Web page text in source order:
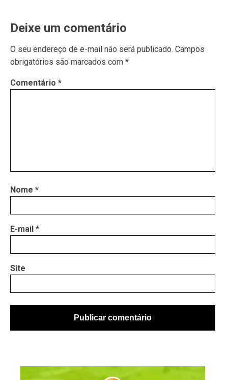
Deixe um comentário
O seu endereço de e-mail não será publicado. Campos
obrigatórios são marcados com *
Comentário *
Nome *
E-mail *
Site